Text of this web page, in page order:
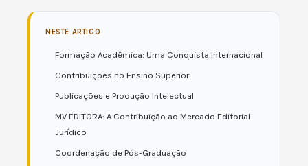
NESTE ARTIGO
Formação Acadêmica: Uma Conquista Internacional
Contribuições no Ensino Superior
Publicações e Produção Intelectual
MV EDITORA: A Contribuição ao Mercado Editorial
Jurídico
Coordenação de Pós-Graduação